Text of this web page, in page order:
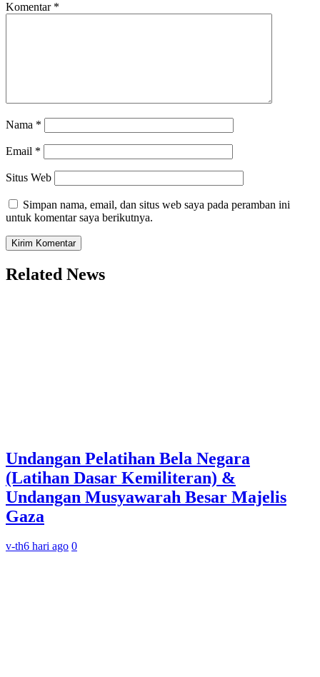
Komentar *
Nama *
Email *
Situs Web
Simpan nama, email, dan situs web saya pada peramban ini
untuk komentar saya berikutnya.
Related News
Undangan Pelatihan Bela Negara
(Latihan Dasar Kemiliteran) &
Undangan Musyawarah Besar Majelis
Gaza
v-th6 hari ago 0